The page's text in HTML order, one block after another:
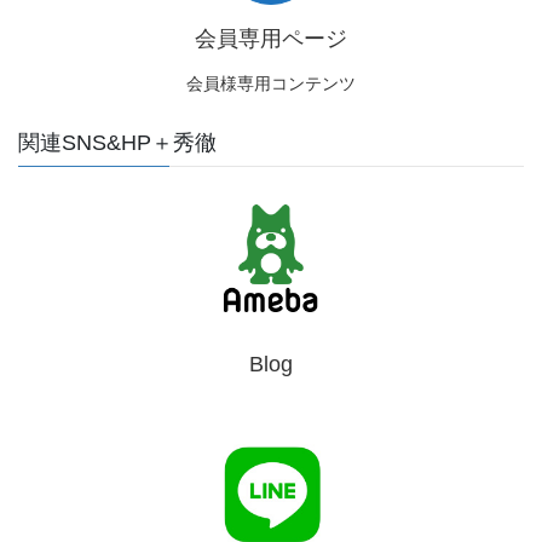
会員専用ページ
会員様専用コンテンツ
関連SNS&HP＋秀徹
Blog